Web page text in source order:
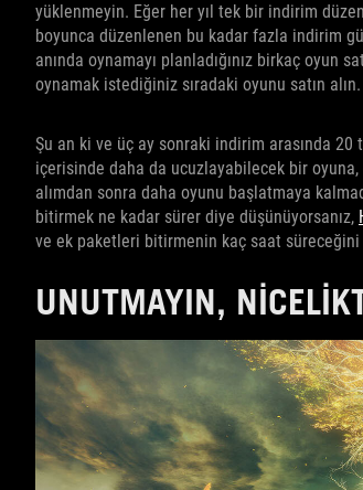
yüklenmeyin. Eğer her yıl tek bir indirim
boyunca düzenlenen bu kadar fazla indirim
anında oynamayı planladığınız birkaç oyun
oynamak istediğiniz sıradaki oyunu satın alın.
Şu an ki ve üç ay sonraki indirim arasında
içerisinde daha da ucuzlayabilecek bir
alımdan sonra daha oyunu başlatmaya
bitirmek ne kadar sürer diye düşünüyorsanız,
ve ek paketleri bitirmenin kaç saat
UNUTMAYIN,